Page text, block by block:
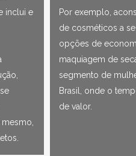
inclui e
Por exemplo,
de cosméticos a
opções de
maquiagem de
segmento de
Brasil, onde o
de valor.